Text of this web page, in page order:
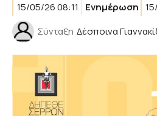
15/05/26 08:11
Ενημέρωση
Σύνταξη Δέσποινα